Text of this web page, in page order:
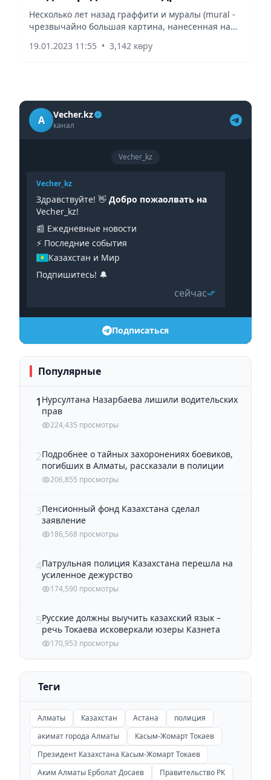
Несколько лет назад граффити и муралы (mural -
чрезвычайно большая картина, нанесенная на
глаз жителей нашего мегаполиса явлением.
19.01.2023 11:55 • 3,142 көру
A Vecher.kz
канал
Vecher_kz
Vecher_kz
Здравствуйте! 👋 Добро пожаолвать на
Vecher_kz!
📰 Ежедневные новости
⚡️ Последние события
Казахстан и Мир
Подпишитесь! 🔔
сейчас
Подписаться
Популярные
1 Нурсултана Назарбаева лишили водительских
прав
224,435 просмотры
2Подробнее о тайных захоронениях боевиков,
погибших в Алматы, рассказали в полиции
206,855 просмотры
3Пенсионный фонд Казахстана сделал
заявление
186,568 просмотры
4Патрульная полиция Казахстана перешла на
усиленное дежурство
174,590 просмотры
5Русские должны выучить казахский язык –
речь Токаева исковеркали юзеры Казнета
170,953 просмотры
Теги
Алматы Казахстан Астана
полиция
акимат города Алматы
Касым-Жомарт Токаев
Президент Казахстана Касым-Жомарт Токаев
Аким Алматы Ерболат Досаев
Правительство РК